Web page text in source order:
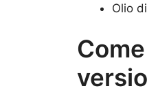
Olio